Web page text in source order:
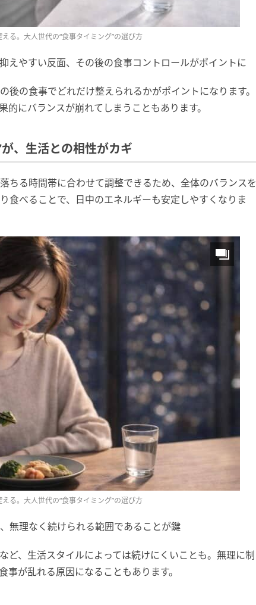
る。大人世代の“食事タイミング”の選び方
えやすい反面、その後の食事コントロールがポイントに
後の食事でどれだけ整えられるかがポイントになります。
にバランスが崩れてしまうこともあります。
、生活との相性がカギ
ちる時間帯に合わせて調整できるため、全体のバランスを
食べることで、日中のエネルギーも安定しやすくなりま
る。大人世代の“食事タイミング”の選び方
無理なく続けられる範囲であることが鍵
ど、生活スタイルによっては続けにくいことも。無理に制
が乱れる原因になることもあります。